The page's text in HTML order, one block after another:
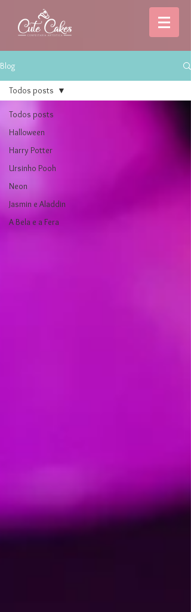
Blog
Todos posts
Halloween
Harry Potter
Ursinho Pooh
Neon
Jasmin e Aladdin
A Bela e a Fera
Todos posts